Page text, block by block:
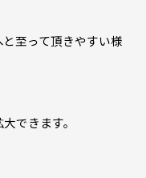
至って頂きやすい様
できます。